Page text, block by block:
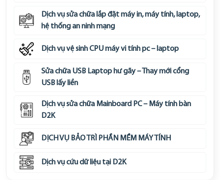
Dịch vụ sửa chữa lắp đặt máy in, máy tính, laptop,
hệ thống an ninh mạng
Dịch vụ vệ sinh CPU máy vi tính pc – laptop
Sửa chữa USB Laptop hư gãy – Thay mới cổng
USB lấy liền
Dịch vụ sửa chữa Mainboard PC – Máy tính bàn
D2K
DỊCH VỤ BẢO TRÌ PHẦN MỀM MÁY TÍNH
Dịch vụ cứu dữ liệu tại D2K